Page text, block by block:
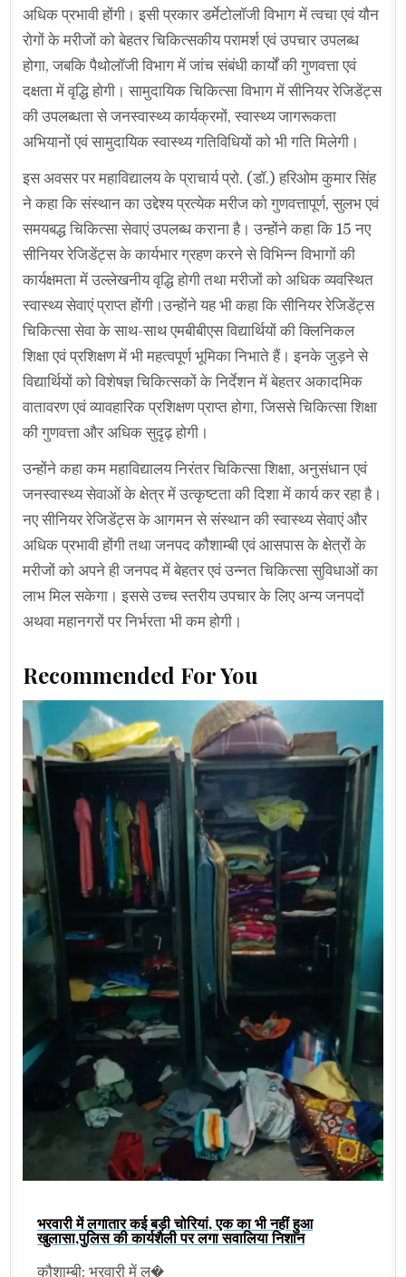
अधिक प्रभावी होंगी। इसी प्रकार डर्मेटोलॉजी विभाग में त्वचा एवं यौन
रोगों के मरीजों को बेहतर चिकित्सकीय परामर्श एवं उपचार उपलब्ध
होगा, जबकि पैथोलॉजी विभाग में जांच संबंधी कार्यों की गुणवत्ता एवं
दक्षता में वृद्धि होगी। सामुदायिक चिकित्सा विभाग में सीनियर रेजिडेंट्स
की उपलब्धता से जनस्वास्थ्य कार्यक्रमों, स्वास्थ्य जागरूकता
अभियानों एवं सामुदायिक स्वास्थ्य गतिविधियों को भी गति मिलेगी।
इस अवसर पर महाविद्यालय के प्राचार्य प्रो. (डॉ.) हरिओम कुमार सिंह
ने कहा कि संस्थान का उद्देश्य प्रत्येक मरीज को गुणवत्तापूर्ण, सुलभ एवं
समयबद्ध चिकित्सा सेवाएं उपलब्ध कराना है। उन्होंने कहा कि 15 नए
सीनियर रेजिडेंट्स के कार्यभार ग्रहण करने से विभिन्न विभागों की
कार्यक्षमता में उल्लेखनीय वृद्धि होगी तथा मरीजों को अधिक व्यवस्थित
स्वास्थ्य सेवाएं प्राप्त होंगी।उन्होंने यह भी कहा कि सीनियर रेजिडेंट्स
चिकित्सा सेवा के साथ-साथ एमबीबीएस विद्यार्थियों की क्लिनिकल
शिक्षा एवं प्रशिक्षण में भी महत्वपूर्ण भूमिका निभाते हैं। इनके जुड़ने से
विद्यार्थियों को विशेषज्ञ चिकित्सकों के निर्देशन में बेहतर अकादमिक
वातावरण एवं व्यावहारिक प्रशिक्षण प्राप्त होगा, जिससे चिकित्सा शिक्षा
की गुणवत्ता और अधिक सुदृढ़ होगी।
उन्होंने कहा कम महाविद्यालय निरंतर चिकित्सा शिक्षा, अनुसंधान एवं
जनस्वास्थ्य सेवाओं के क्षेत्र में उत्कृष्टता की दिशा में कार्य कर रहा है।
नए सीनियर रेजिडेंट्स के आगमन से संस्थान की स्वास्थ्य सेवाएं और
अधिक प्रभावी होंगी तथा जनपद कौशाम्बी एवं आसपास के क्षेत्रों के
मरीजों को अपने ही जनपद में बेहतर एवं उन्नत चिकित्सा सुविधाओं का
लाभ मिल सकेगा। इससे उच्च स्तरीय उपचार के लिए अन्य जनपदों
अथवा महानगरों पर निर्भरता भी कम होगी।
Recommended For You
भरवारी में लगातार कई बड़ी चोरियां, एक का भी नहीं हुआ
खुलासा,पुलिस की कार्यशैली पर लगा सवालिया निशान
कौशाम्बी: भरवारी में ल�